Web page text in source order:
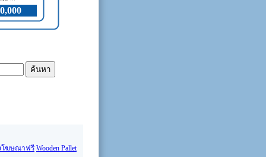
โฆษณาฟรี Wooden Pallet